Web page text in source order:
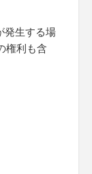
発生する場
権利も含